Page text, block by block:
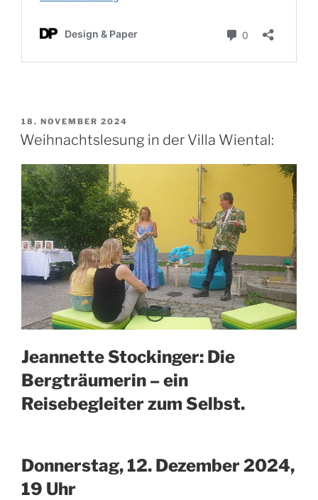
VERÖFFENTLICHT
AM
18. NOVEMBER 2024
Weihnachtslesung in der Villa Wiental:
Jeannette Stockinger: Die
Bergträumerin – ein
Reisebegleiter zum Selbst.
Donnerstag, 12. Dezember 2024,
19 Uhr